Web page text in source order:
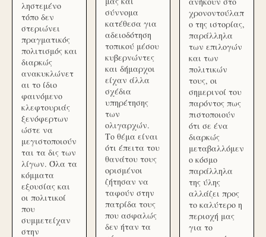
ληστεμένο
τόπο δεν
στεριώνει
πραγματικός
πολιτισμός και
διαρκώς
ανακυκλώνετ
αι το ίδιο
φαινόμενο
κλεφτουριάς
ξενόφερτων
ώστε να
μεγιστοποιούν
ται τα δις των
λίγων. Όλα τα
κόμματα
εξουσίας και
οι πολιτικοί
που
συμμετείχαν
στην
σύννομα
κατέθεσα για
αδειοδότηση
τοπικού μέσου
κυβερνώντες
και δήμαρχοι
είχαν άλλα
σχέδια
υπηρέτησης
των
ολιγαρχών.
Το θέμα είναι
ότι έπειτα του
θανάτου τους
ορισμένοι
ζήτησαν να
ταφούν στην
πατρίδα τους
που ασφαλώς
δεν ήταν τα
χρονοντούλαπ
ο της ιστορίας,
παράλληλα
των επιλογών
και των
πολιτικών
τους, οι
σημερινοί του
παρόντος πως
πιστοποιούν
ότι σε ένα
διαρκώς
μεταβαλλόμεν
ο κόσμο
παράλληλα
της ύλης
αλλάζει προς
το καλύτερο η
περιοχή μας
για το